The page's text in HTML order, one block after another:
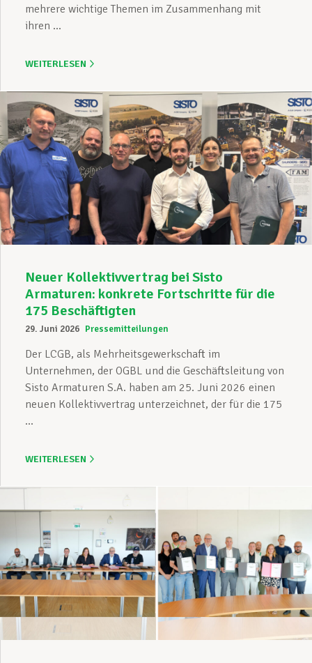
mehrere wichtige Themen im Zusammenhang mit
ihren ...
WEITERLESEN
Neuer Kollektivvertrag bei Sisto
Armaturen: konkrete Fortschritte für die
175 Beschäftigten
29. Juni 2026 Pressemitteilungen
Der LCGB, als Mehrheitsgewerkschaft im
Unternehmen, der OGBL und die Geschäftsleitung von
Sisto Armaturen S.A. haben am 25. Juni 2026 einen
neuen Kollektivvertrag unterzeichnet, der für die 175
...
WEITERLESEN